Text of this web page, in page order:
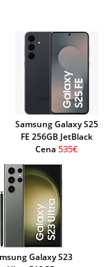
Samsung Galaxy S25
FE 256GB JetBlack
Cena 535€
Galaxy S23